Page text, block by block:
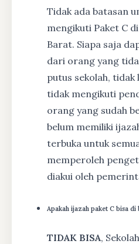
Tidak ada batasan
mengikuti Paket C
Barat. Siapa saja
dari orang yang
putus sekolah, tidak
tidak mengikuti
orang yang sudah
belum memiliki
terbuka untuk
memperoleh
diakui oleh
Apakah ijazah paket C bisa di
TIDAK BISA,